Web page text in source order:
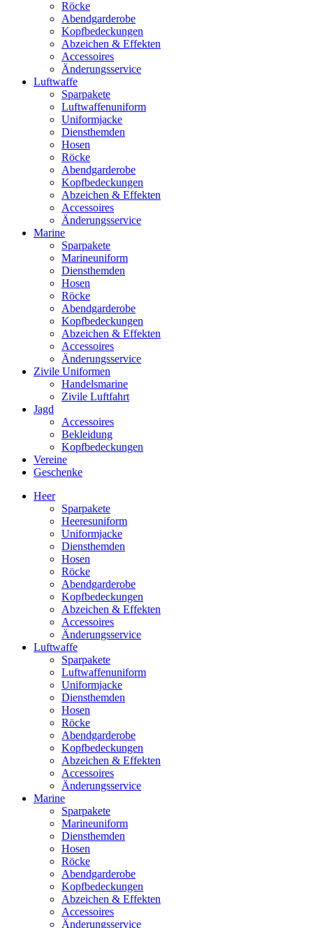
Röcke
Abendgarderobe
Kopfbedeckungen
Abzeichen & Effekten
Accessoires
Änderungsservice
Luftwaffe
Sparpakete
Luftwaffenuniform
Uniformjacke
Diensthemden
Hosen
Röcke
Abendgarderobe
Kopfbedeckungen
Abzeichen & Effekten
Accessoires
Änderungsservice
Marine
Sparpakete
Marineuniform
Diensthemden
Hosen
Röcke
Abendgarderobe
Kopfbedeckungen
Abzeichen & Effekten
Accessoires
Änderungsservice
Zivile Uniformen
Handelsmarine
Zivile Luftfahrt
Jagd
Accessoires
Bekleidung
Kopfbedeckungen
Vereine
Geschenke
Heer
Sparpakete
Heeresuniform
Uniformjacke
Diensthemden
Hosen
Röcke
Abendgarderobe
Kopfbedeckungen
Abzeichen & Effekten
Accessoires
Änderungsservice
Luftwaffe
Sparpakete
Luftwaffenuniform
Uniformjacke
Diensthemden
Hosen
Röcke
Abendgarderobe
Kopfbedeckungen
Abzeichen & Effekten
Accessoires
Änderungsservice
Marine
Sparpakete
Marineuniform
Diensthemden
Hosen
Röcke
Abendgarderobe
Kopfbedeckungen
Abzeichen & Effekten
Accessoires
Änderungsservice